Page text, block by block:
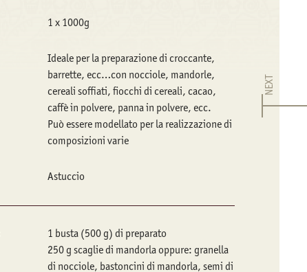
1 x 1000g
Ideale per la preparazione di croccante,
barrette, ecc…con nocciole, mandorle,
cereali soffiati, fiocchi di cereali, cacao,
caffè in polvere, panna in polvere, ecc.
Può essere modellato per la realizzazione di
composizioni varie
Astuccio
1 busta (500 g) di preparato
250 g scaglie di mandorla oppure: granella
di nocciole, bastoncini di mandorla, semi di
NEXT